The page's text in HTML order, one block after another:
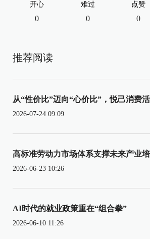
开心
0
难过
0
点赞
0
推荐阅读
从“性价比”迈向“心价比”，悦己消费
2026-07-24 09:09
高标准劳动力市场体系支撑未来产业
2026-06-23 10:26
AI时代的就业政策重在“组合拳”
2026-06-10 11:26